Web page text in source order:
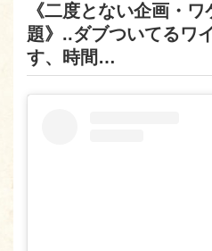
《二度とない企画・
題》..ダブついてるワ
す、時間…